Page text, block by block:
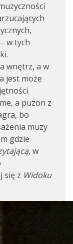
w tych
wnętrz, a w
jest może
a puzon z
bo
muzy
gdzie
, w
się z Widoku